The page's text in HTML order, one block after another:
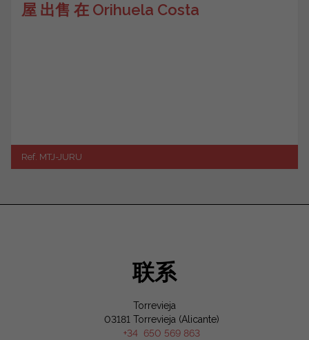
屋 出售 在 Orihuela Costa
Ref. MTJ-JURU
联系
Torrevieja
03181 Torrevieja (Alicante)
+34 650 569 863